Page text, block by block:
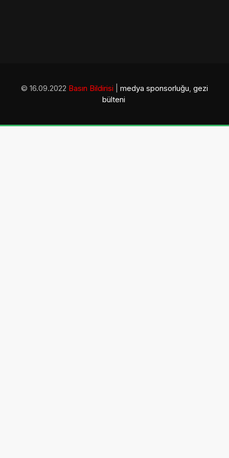
© 16.09.2022 Basın Bildirisi medya sponsorluğu gezi
bülteni